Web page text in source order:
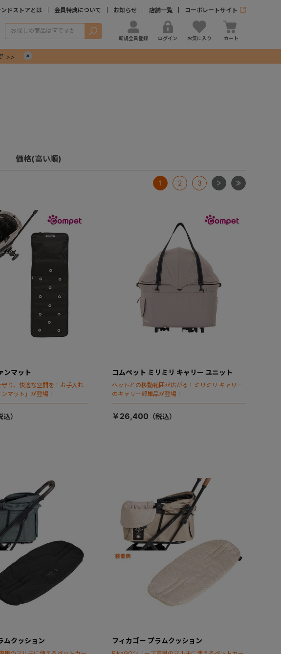
ドストアとは 会員特典について お知らせ 店舗一覧 コーポレートサイト
検索
新規会員登録 ログイン お気に入り カート
>>
価格(高い順)
1 2 3 次 最後
ンマット
り、快適な空間を！お手入れ
マット」が登場！
コムペット ミリミリ キャリー ユニット
ペットとの移動範囲が広がる！ミリミリ キャリー
のキャリー部単品が登場！
￥26,400
ムクッション フィカゴー プラムクッション